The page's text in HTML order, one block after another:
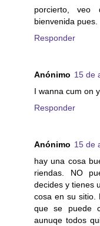
porcierto, veo
bienvenida pues.
Responder
Anónimo 15 de
I wanna cum on
Responder
Anónimo 15 de
hay una cosa
riendas. NO
decides y tienes
cosa en su sitio.
que se puede
aunuqe todos